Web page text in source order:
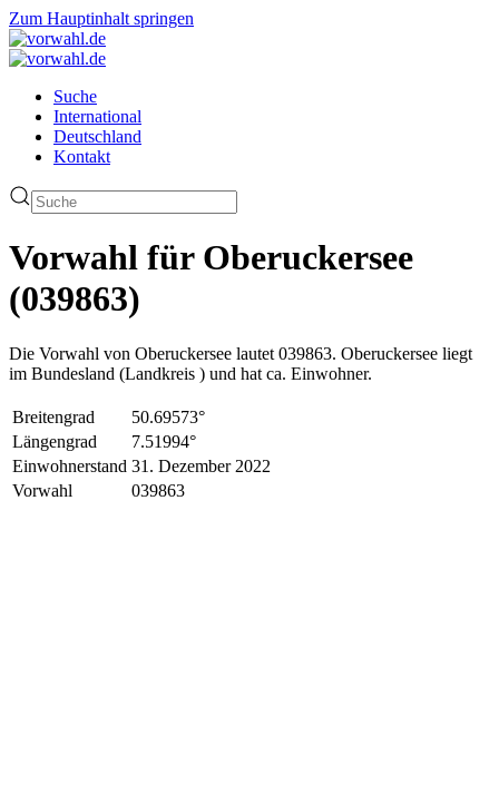
Zum Hauptinhalt springen
Suche
International
Deutschland
Kontakt
Vorwahl für Oberuckersee
(039863)
Die Vorwahl von Oberuckersee lautet 039863. Oberuckersee liegt
im Bundesland (Landkreis ) und hat ca. Einwohner.
Breitengrad
50.69573°
Längengrad
7.51994°
Einwohnerstand 31. Dezember 2022
Vorwahl
039863